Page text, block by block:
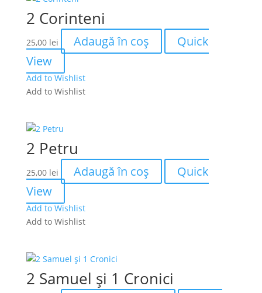
2 Corinteni
25,00 lei Adaugă în coș
Quick
View
Add to Wishlist
Add to Wishlist
2 Petru
25,00 lei Adaugă în coș
Quick
View
Add to Wishlist
Add to Wishlist
2 Samuel și 1 Cronici